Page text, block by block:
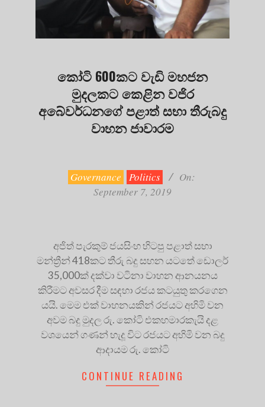
කෝටි 600කට වැඩි මහජන
මුදලකට කෙළින වජිර
අබේවර්ධනගේ පළාත් සභා තීරුබදු
වාහන ජාවාරම
Governance Politics
On:
September 7, 2019
අජිත් පැරකුම් ජයසිංහ හිටපු පළාත් සභා
මන්ත්‍රීන් 418කට තීරු බදු සහන යටතේ ඩොලර්
35,000ක් දක්වා වටිනා වාහන ආනයනය
කිරීමට අවසර දීම සඳහා රජය කටයුතු කරගෙන
යයි. මෙම එක් වාහනයකින් රජයට අහිමි වන
අවම බදු මුදල රු. කෝටි එකහමාරකැයි දළ
වශයෙන් ගණන් හැදූ විට රජයට අහිමි වන බදු
ආදායම රු. කෝටි
CONTINUE READING